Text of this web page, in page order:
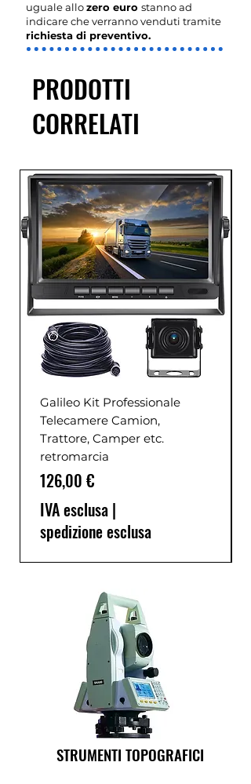
uguale allozero euro stanno ad
indicare che verranno venduti tramite
richiesta di preventivo.
PRODOTTI
CORRELATI
Galileo Kit Professionale
Telecamere Camion,
Trattore, Camper etc.
retromarcia
Prezzo
126,00 €
IVA esclusa |
spedizione esclusa
STRUMENTI TOPOGRAFICI